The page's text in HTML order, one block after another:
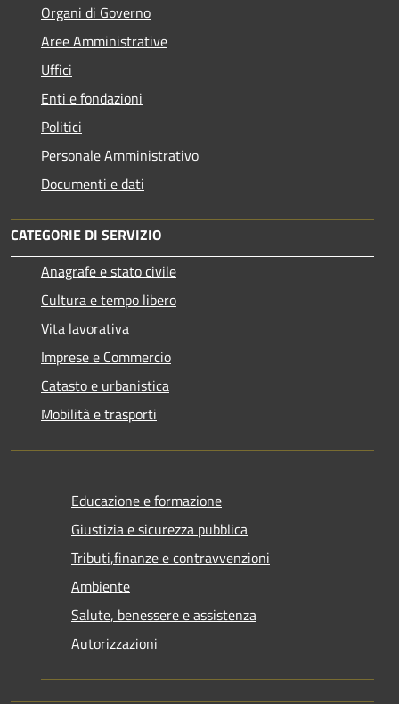
Organi di Governo
Aree Amministrative
Uffici
Enti e fondazioni
Politici
Personale Amministrativo
Documenti e dati
CATEGORIE DI SERVIZIO
Anagrafe e stato civile
Cultura e tempo libero
Vita lavorativa
Imprese e Commercio
Catasto e urbanistica
Mobilità e trasporti
Educazione e formazione
Giustizia e sicurezza pubblica
Tributi,finanze e contravvenzioni
Ambiente
Salute, benessere e assistenza
Autorizzazioni